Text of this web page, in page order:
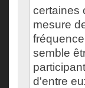
certaines
mesure
semble
d'entre